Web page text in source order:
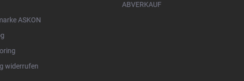
ASKON
widerrufen
ABVERKAUF